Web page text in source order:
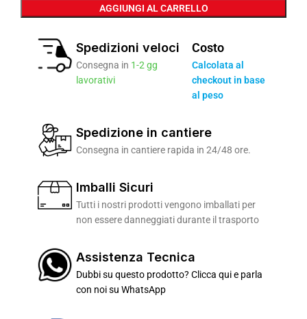
AGGIUNGI AL CARRELLO
Spedizioni veloci
Consegna in 1-2 gg
lavorativi
Costo
Calcolata al
checkout in base
al peso
Spedizione in cantiere
Consegna in cantiere rapida in 24/48 ore.
Imballi Sicuri
Tutti i nostri prodotti vengono imballati per
non essere danneggiati durante il trasporto
Assistenza Tecnica
Dubbi su questo prodotto? Clicca qui e parla
con noi su WhatsApp